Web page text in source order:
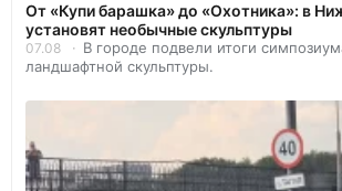
От «Купи барашка» до «Охотника»: в
установят необычные скульптуры
07.08
В городе подвели итоги
ландшафтной скульптуры.